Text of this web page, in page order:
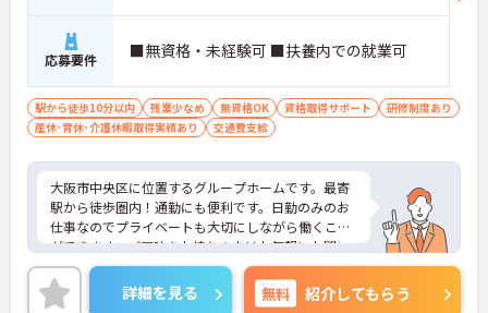
応募要件 ■無資格・未経験可 ■扶養内での就業可
駅から徒歩10分以内 残業少なめ 無資格OK 資格取得サポート
研修制度あり
産休･育休･介護休暇取得実績あり
交通費支給
大阪市中央区に位置するグループホームです。最寄
駅から徒歩圏内！通勤にも便利です。日勤のみのお
仕事なのでプライベートも大切にしながら働くこと
ができます。ご興味をお持ちの方はお気軽にお問い
合わせください。
詳細を見る 無料 紹介してもらう